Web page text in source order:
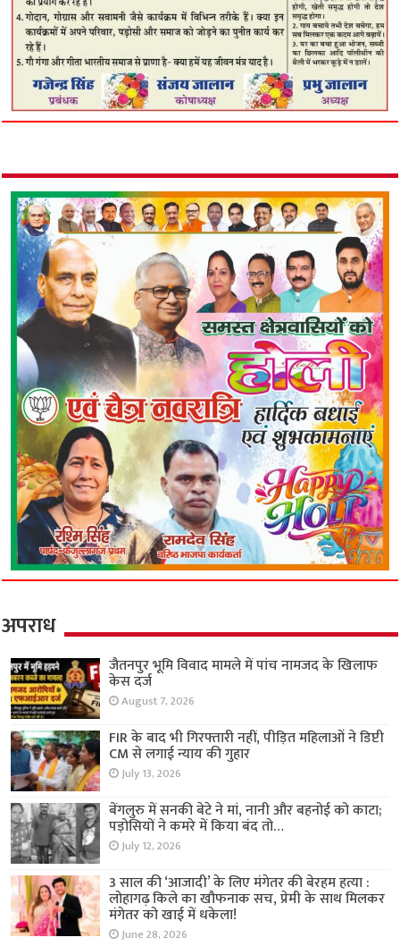
अपराध
जैतनपुर भूमि विवाद मामले में पांच नामजद के खिलाफ
केस दर्ज
August 7, 2026
FIR के बाद भी गिरफ्तारी नहीं, पीड़ित महिलाओं ने डिप्टी
CM से लगाई न्याय की गुहार
July 13, 2026
बेंगलुरु में सनकी बेटे ने मां, नानी और बहनोई को काटा;
पड़ोसियों ने कमरे में किया बंद तो…
July 12, 2026
3 साल की ‘आजादी’ के लिए मंगेतर की बेरहम हत्या :
लोहागढ़ किले का खौफनाक सच, प्रेमी के साथ मिलकर
मंगेतर को खाई में धकेला!
June 28, 2026